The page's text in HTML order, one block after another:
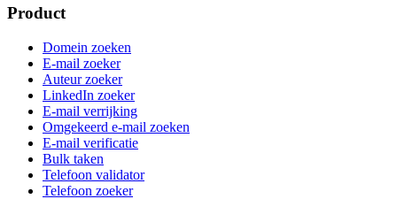
Product
Domein zoeken
E-mail zoeker
Auteur zoeker
LinkedIn zoeker
E-mail verrijking
Omgekeerd e-mail zoeken
E-mail verificatie
Bulk taken
Telefoon validator
Telefoon zoeker